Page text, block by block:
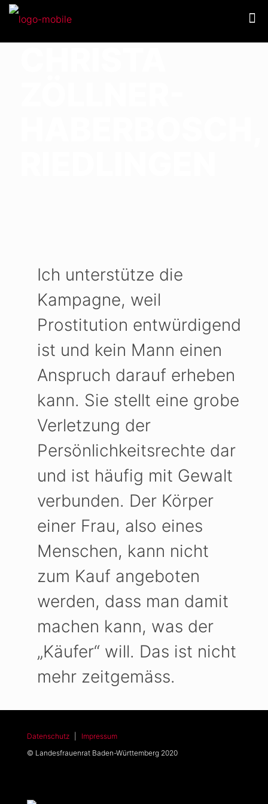
Ich unterstütze die
Kampagne, weil
Prostitution entwürdigend
ist und kein Mann einen
Anspruch darauf erheben
kann. Sie stellt eine grobe
Verletzung der
Persönlichkeitsrechte dar
und ist häufig mit Gewalt
verbunden. Der Körper
einer Frau, also eines
Menschen, kann nicht
zum Kauf angeboten
werden, dass man damit
machen kann, was der
„Käufer“ will. Das ist nicht
mehr zeitgemäss.
Datenschutz
Impressum
© Landesfrauenrat Baden-Württemberg 2020